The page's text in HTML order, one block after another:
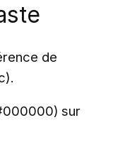
de
sur